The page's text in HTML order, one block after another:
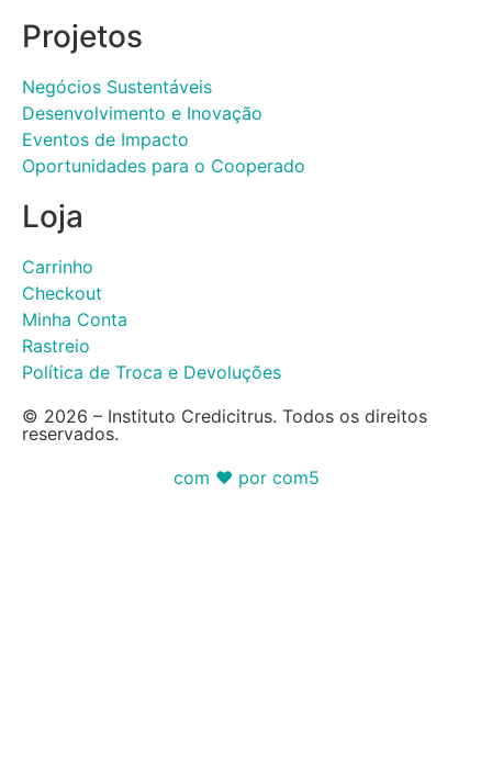
Projetos
Negócios Sustentáveis
Desenvolvimento e Inovação
Eventos de Impacto
Oportunidades para o Cooperado
Loja
Carrinho
Checkout
Minha Conta
Rastreio
Política de Troca e Devoluções
© 2026 – Instituto Credicitrus. Todos os direitos
reservados.
com ❤ por com5​​